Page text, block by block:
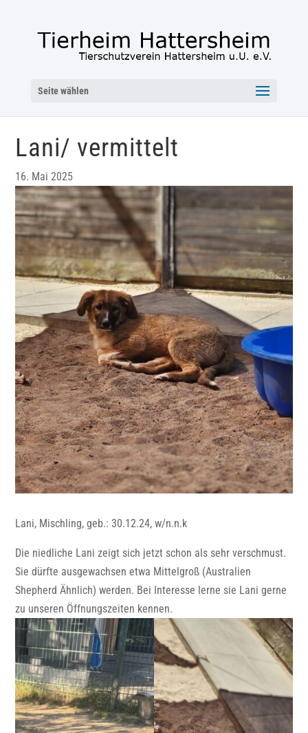
Seite wählen
Lani/ vermittelt
16. Mai 2025
Lani, Mischling, geb.: 30.12.24, w/n.n.k
Die niedliche Lani zeigt sich jetzt schon als sehr verschmust.
Sie dürfte ausgewachsen etwa Mittelgroß (Australien
Shepherd Ähnlich) werden. Bei Interesse lerne sie Lani gerne
zu unseren Öffnungszeiten kennen.